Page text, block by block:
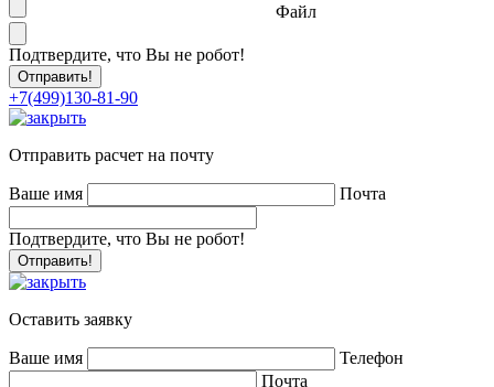
Файл
Подтвердите, что Вы не робот!
+7(499)130-81-90
Отправить расчет на почту
Ваше имя Почта
Подтвердите, что Вы не робот!
Оставить заявку
Ваше имя
Телефон
Почта